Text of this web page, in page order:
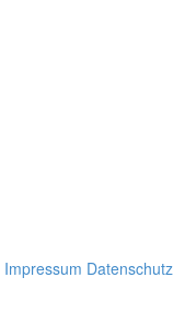
Impressum Datenschutz